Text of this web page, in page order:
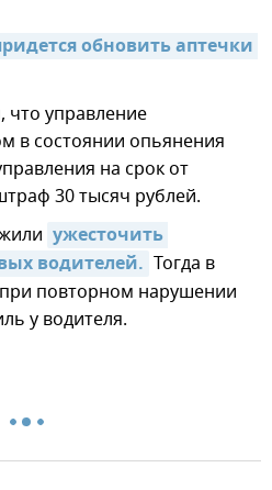
обновить аптечки
что управление
в состоянии опьянения
на срок от
30 тысяч рублей.
ужесточить
водителей. Тогда в
повторном нарушении
у водителя.